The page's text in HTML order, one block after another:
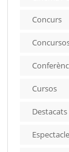
Concurs
Cursos
Destacats